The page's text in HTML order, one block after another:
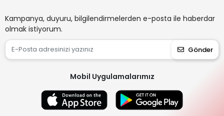
Kampanya, duyuru, bilgilendirmelerden e-posta ile haberdar
olmak istiyorum.
Gönder
Mobil Uygulamalarımız